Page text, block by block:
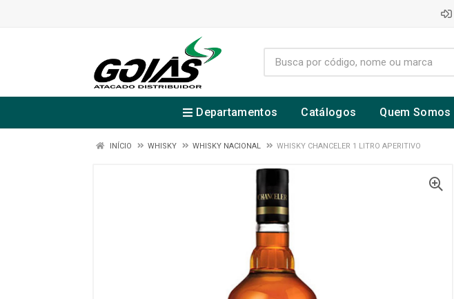
Departamentos Catálogos Quem Somos
INÍCIO WHISKY WHISKY NACIONAL WHISKY CHANCELER 1 LITRO APERITIVO